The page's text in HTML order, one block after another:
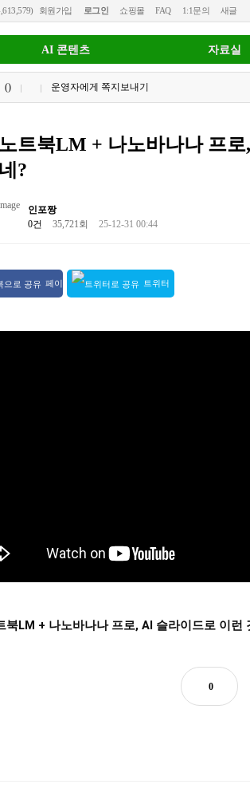
회원가입 로그인 쇼핑몰 FAQ 1:1문의 새글
AI 콘텐츠 자료실
() 운영자에게 쪽지보내기
트북LM + 나노바나나 프
?
인포짱
0건
35,721회 25-12-31 00:44
페이 트위터
북LM + 나노바나나 프로, AI 슬라이드로 이런
0